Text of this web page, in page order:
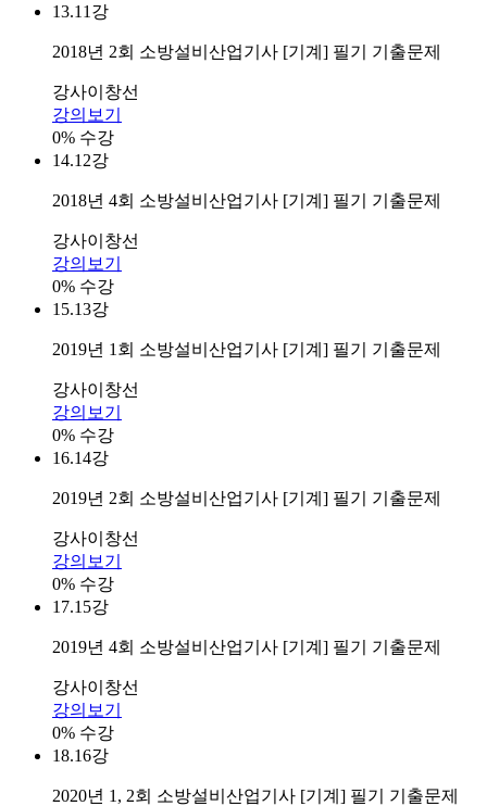
13.11강
2018년 2회 소방설비산업기사 [기계] 필기 기출문제
강사이창선
강의보기
0% 수강
14.12강
2018년 4회 소방설비산업기사 [기계] 필기 기출문제
강사이창선
강의보기
0% 수강
15.13강
2019년 1회 소방설비산업기사 [기계] 필기 기출문제
강사이창선
강의보기
0% 수강
16.14강
2019년 2회 소방설비산업기사 [기계] 필기 기출문제
강사이창선
강의보기
0% 수강
17.15강
2019년 4회 소방설비산업기사 [기계] 필기 기출문제
강사이창선
강의보기
0% 수강
18.16강
2020년 1, 2회 소방설비산업기사 [기계] 필기 기출문제